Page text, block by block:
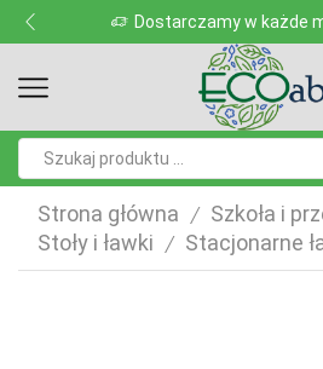
Dostarczamy w każde
Strona główna / Szkoła i
Stoły i ławki / Stacjonarne